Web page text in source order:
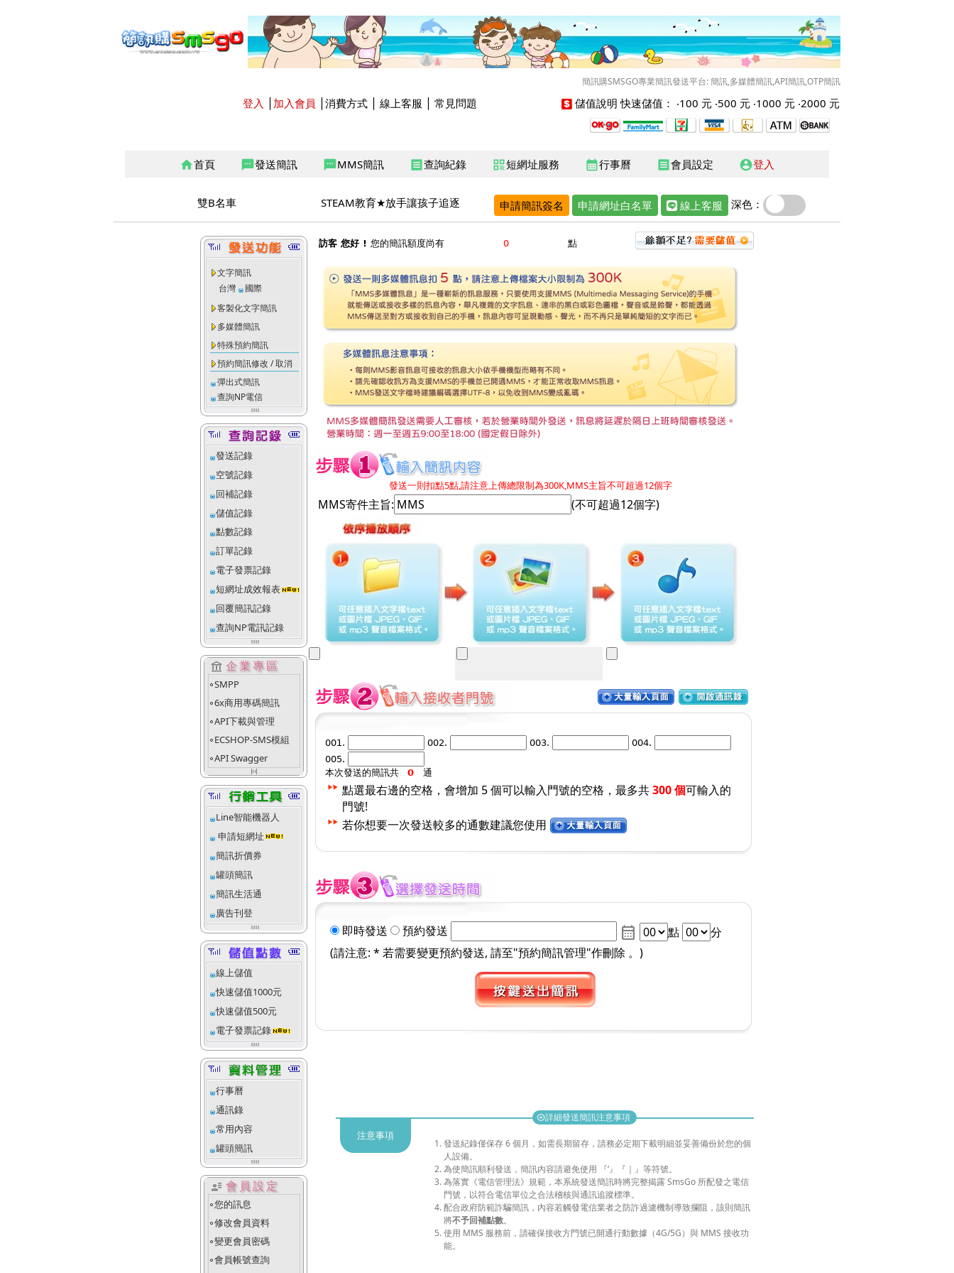
簡訊購SMSGO專業簡訊發送平台: 簡訊,多媒體簡訊,API簡訊,OTP簡訊
登入 加入會員 消費方式 線上客服 常見問題 儲值說明 快速儲值： ‧100 元 ‧500 元 ‧1000 元 ‧2000 元
home首頁 sms發送簡訊 smsMMS簡訊 receipt 查詢紀錄 qr_code短網址服務 calendar_month行事曆 receipt 會員設定 account_circle登入
雙B名車 STEAM教育★放手讓孩子追逐 申請簡訊簽名 申請網址白名單 線上客服 深色：
文字簡訊
台灣
國際
客製化文字簡訊
多媒體簡訊
特殊預約簡訊
預約簡訊修改 / 取消
彈出式簡訊
查詢NP電信
發送記錄
空號記錄
回補記錄
儲值記錄
點數記錄
訂單記錄
電子發票記錄
短網址成效報表
回覆簡訊記錄
查詢NP電訊記錄
account_balance 企業專區
fiber_manual_record SMPP
fiber_manual_record 6x商用專碼簡訊
fiber_manual_record API下載與管理
fiber_manual_record ECSHOP-SMS模組
fiber_manual_record API Swagger
align_justify_space_even
Line智能機器人
申請短網址
簡訊折價券
罐頭簡訊
簡訊生活通
廣告刊登
線上儲值
快速儲值1000元
快速儲值500元
電子發票記錄
行事曆
通訊錄
常用內容
罐頭簡訊
user_attributes 會員設定
fiber_manual_record 您的訊息
fiber_manual_record 修改會員資料
fiber_manual_record 變更會員密碼
fiber_manual_record 會員帳號查詢
訪客 您好 ! 您的簡訊額度尚有 點
發送一則扣點5點,請注意上傳總限制為300K,MMS主旨不可超過12個字
MMS寄件主旨: (不可超過12個字)
001. 002. 003.
004.
005.
本次發送的簡訊共
通
點選最右邊的空格，會增加 5 個可以輸入門號的空格，最多共300 個可輸入的
門號!
若你想要一次發送較多的通數建議您使用
即時發送 預約發送 calendar_month 點
分
(請注意: * 若需要變更預約發送, 請至"預約簡訊管理"作刪除 。)
注意事項
add_circle詳細發送簡訊注意事項
發送紀錄僅保存 6 個月，如需長期留存，請務必定期下載明細並妥善備份於您的個
人設備。
為使簡訊順利發送，簡訊內容請避免使用 『‘』『｜』等符號。
為落實《電信管理法》規範，本系統發送簡訊時將完整揭露 SmsGo 所配發之電信
門號，以符合電信單位之合法稽核與通訊追蹤標準。
配合政府防範詐騙簡訊，內容若觸發電信業者之防詐過濾機制導致攔阻，該則簡訊
將不予回補點數。
使用 MMS 服務前，請確保接收方門號已開通行動數據（4G/5G）與 MMS 接收功
能。